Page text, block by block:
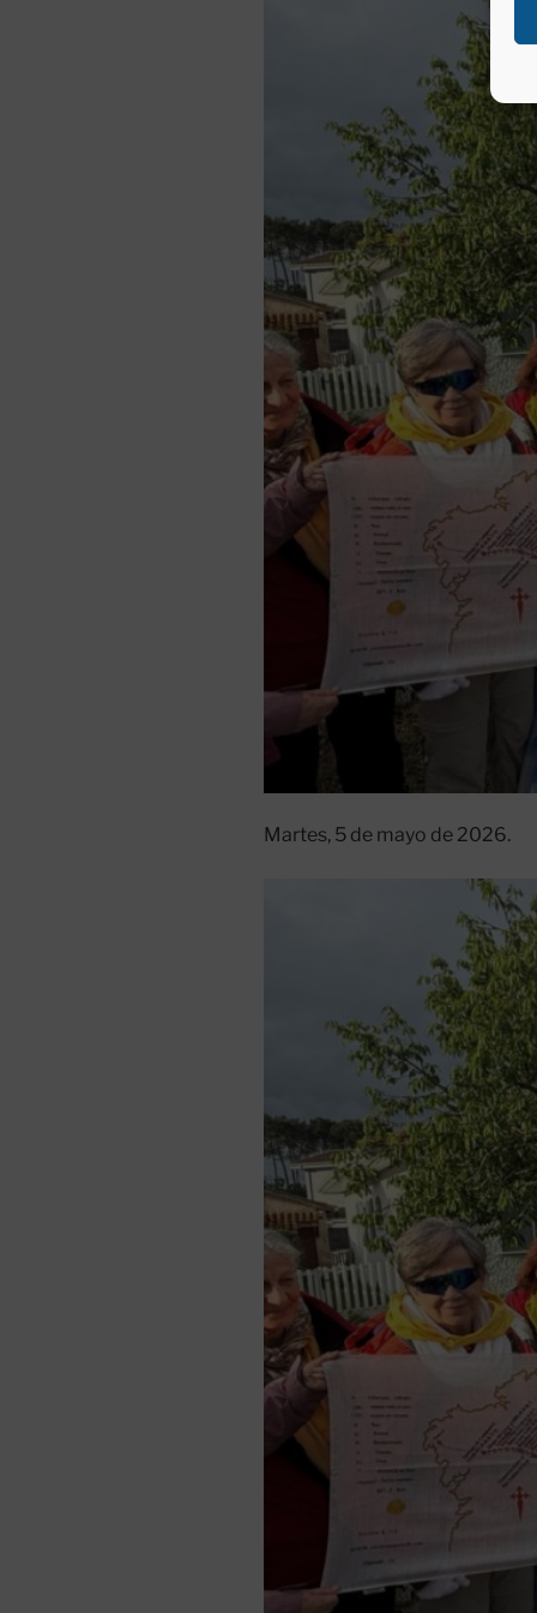
Martes, 5 de mayo de 2026.